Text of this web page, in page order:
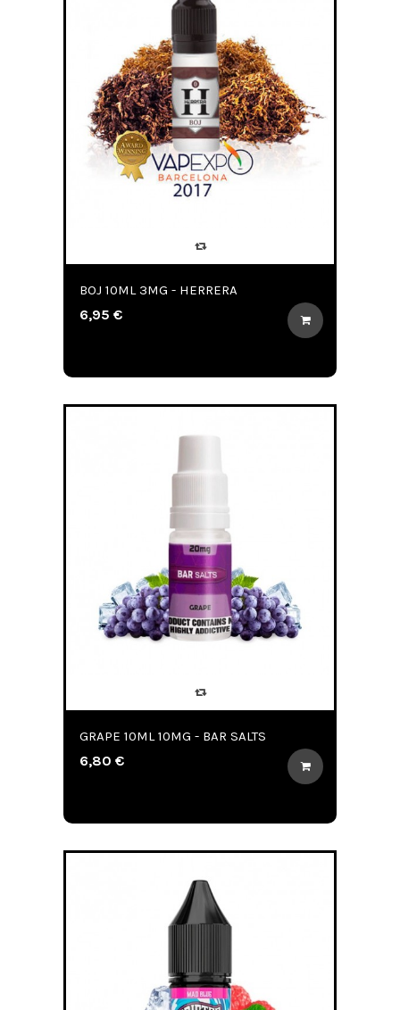
BOJ 10ML 3MG - HERRERA
6,95 €
GRAPE 10ML 10MG - BAR SALTS
6,80 €